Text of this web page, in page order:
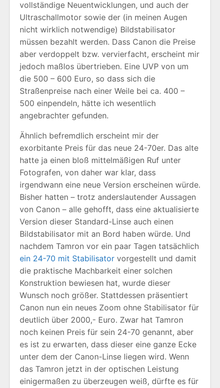
vollständige Neuentwicklungen, und auch der
Ultraschallmotor sowie der (in meinen Augen
nicht wirklich notwendige) Bildstabilisator
müssen bezahlt werden. Dass Canon die Preise
aber verdoppelt bzw. vervierfacht, erscheint mir
jedoch maßlos übertrieben. Eine UVP von um
die 500 – 600 Euro, so dass sich die
Straßenpreise nach einer Weile bei ca. 400 –
500 einpendeln, hätte ich wesentlich
angebrachter gefunden.
Ähnlich befremdlich erscheint mir der
exorbitante Preis für das neue 24-70er. Das alte
hatte ja einen bloß mittelmäßigen Ruf unter
Fotografen, von daher war klar, dass
irgendwann eine neue Version erscheinen würde.
Bisher hatten – trotz anderslautender Aussagen
von Canon – alle gehofft, dass eine aktualisierte
Version dieser Standard-Linse auch einen
Bildstabilisator mit an Bord haben würde. Und
nachdem Tamron vor ein paar Tagen tatsächlich
ein 24-70 mit Stabilisator vorgestellt und damit
die praktische Machbarkeit einer solchen
Konstruktion bewiesen hat, wurde dieser
Wunsch noch größer. Stattdessen präsentiert
Canon nun ein neues Zoom ohne Stabilisator für
deutlich über 2000,- Euro. Zwar hat Tamron
noch keinen Preis für sein 24-70 genannt, aber
es ist zu erwarten, dass dieser eine ganze Ecke
unter dem der Canon-Linse liegen wird. Wenn
das Tamron jetzt in der optischen Leistung
einigermaßen zu überzeugen weiß, dürfte es für